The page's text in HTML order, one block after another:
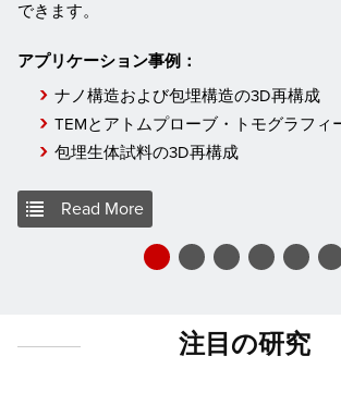
できます。
アプリケーション事例：
ナノ構造および包埋構造の3D再構成
TEMとアトムプローブ・トモグラフィ
包埋生体試料の3D再構成
Read More
注目の研究